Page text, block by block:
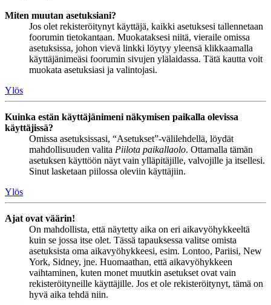
Miten muutan asetuksiani?
Jos olet rekisteröitynyt käyttäjä, kaikki asetuksesi tallennetaan
foorumin tietokantaan. Muokataksesi niitä, vieraile omissa
asetuksissa, johon vievä linkki löytyy yleensä klikkaamalla
käyttäjänimeäsi foorumin sivujen ylälaidassa. Tätä kautta voit
muokata asetuksiasi ja valintojasi.
Ylös
Kuinka estän käyttäjänimeni näkymisen paikalla olevissa
käyttäjissä?
Omissa asetuksissasi, “Asetukset”-välilehdellä, löydät
mahdollisuuden valita Piilota paikallaolo. Ottamalla tämän
asetuksen käyttöön näyt vain ylläpitäjille, valvojille ja itsellesi.
Sinut lasketaan piilossa oleviin käyttäjiin.
Ylös
Ajat ovat väärin!
On mahdollista, että näytetty aika on eri aikavyöhykkeeltä
kuin se jossa itse olet. Tässä tapauksessa valitse omista
asetuksista oma aikavyöhykkeesi, esim. Lontoo, Pariisi, New
York, Sidney, jne. Huomaathan, että aikavyöhykkeen
vaihtaminen, kuten monet muutkin asetukset ovat vain
rekisteröityneille käyttäjille. Jos et ole rekisteröitynyt, tämä on
hyvä aika tehdä niin.